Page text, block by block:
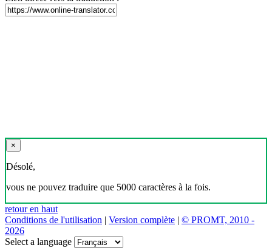
×
Désolé,
vous ne pouvez traduire que 5000 caractères à la fois.
retour en haut
Conditions de l'utilisation | Version complète | © PROMT, 2010 -
2026
Select a language